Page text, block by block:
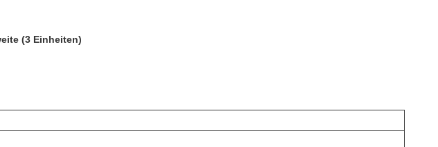
(3 Einheiten)